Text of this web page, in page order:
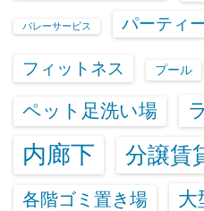
バレーサービス パーティ
フィットネス プール
ペット足洗い場
内廊下 分譲賃
各階ゴミ置き場 大